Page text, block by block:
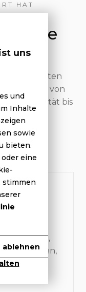
HAT
wichtigsten
— von
bis
machen,
echte
uns
und
Inhalte
sowie
bieten.
eine
stimmen
ablehnen